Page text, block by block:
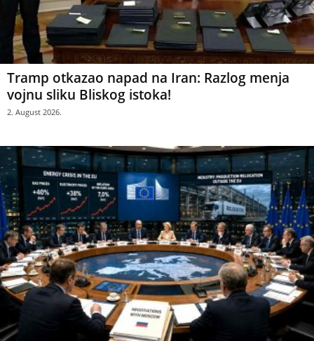
Tramp otkazao napad na Iran: Razlog menja
vojnu sliku Bliskog istoka!
2. August 2026.